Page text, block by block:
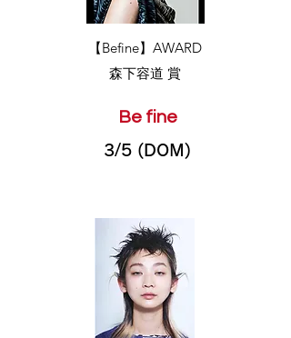
​【Befine】AWARD
森下容道 賞
Be fine
3/5 (DOM)